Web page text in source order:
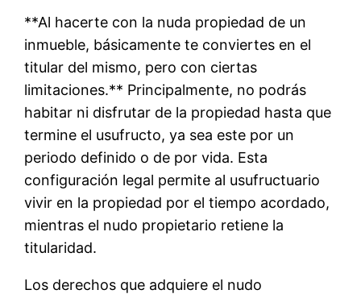
**Al hacerte con la nuda propiedad de un
inmueble, básicamente te conviertes en el
titular del mismo, pero con ciertas
limitaciones.** Principalmente, no podrás
habitar ni disfrutar de la propiedad hasta que
termine el usufructo, ya sea este por un
periodo definido o de por vida. Esta
configuración legal permite al usufructuario
vivir en la propiedad por el tiempo acordado,
mientras el nudo propietario retiene la
titularidad.
Los derechos que adquiere el nudo